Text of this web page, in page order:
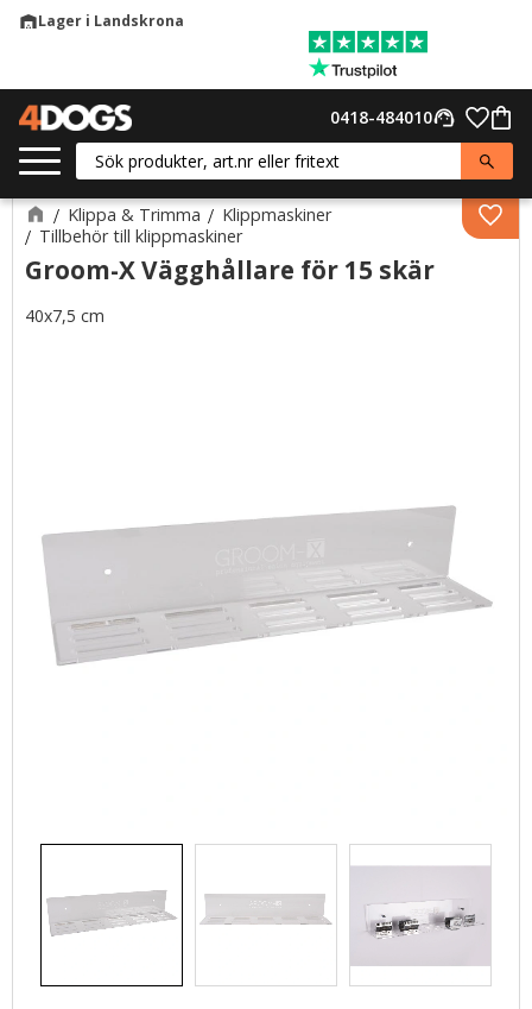
warehouseLager i Landskrona
support_agent
0418-484010
Klippa & Trimma
Klippmaskiner
Tillbehör till klippmaskiner
Groom-X Vägghållare för 15 skär
40x7,5 cm